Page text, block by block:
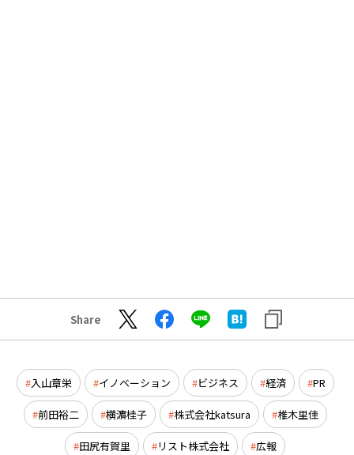
Share
入山章栄 イノベーション ビジネス 経済 PR
前田裕二 横濵桂子 株式会社katsura 椎木里佳
田尻有賀里 リスト株式会社 広報